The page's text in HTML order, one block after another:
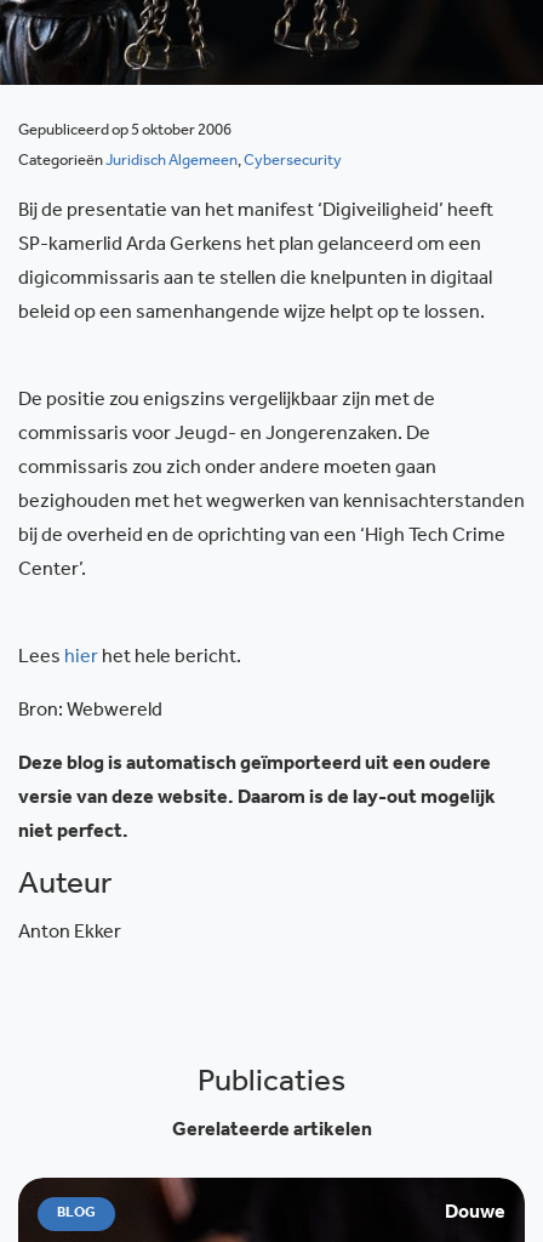
Gepubliceerd op 5 oktober 2006
CategorieënJuridisch Algemeen,Cybersecurity
Bij de presentatie van het manifest ‘Digiveiligheid’ heeft
SP-kamerlid Arda Gerkens het plan gelanceerd om een
digicommissaris aan te stellen die knelpunten in digitaal
beleid op een samenhangende wijze helpt op te lossen.
De positie zou enigszins vergelijkbaar zijn met de
commissaris voor Jeugd- en Jongerenzaken. De
commissaris zou zich onder andere moeten gaan
bezighouden met het wegwerken van kennisachterstanden
bij de overheid en de oprichting van een ‘High Tech Crime
Center’.
Lees hier het hele bericht.
Bron: Webwereld
Deze blog is automatisch geïmporteerd uit een oudere
versie van deze website. Daarom is de lay-out mogelijk
niet perfect.
Auteur
Anton Ekker
Publicaties
Gerelateerde artikelen
BLOG Douwe